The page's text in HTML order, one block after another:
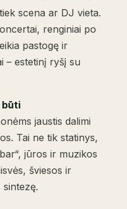
scena ar DJ vieta.
renginiai po
pastogę ir
– estetinį ryšį su
jaustis dalimi
Tai ne tik statinys,
jūros ir muzikos
šviesos ir
sintezę.